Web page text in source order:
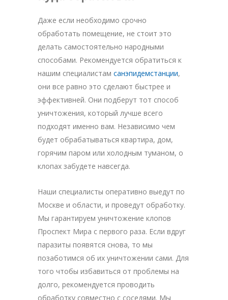
Даже если необходимо срочно
обработать помещение, не стоит это
делать самостоятельно народными
способами. Рекомендуется обратиться к
нашим специалистам санэпидемстанции,
они все равно это сделают быстрее и
эффективней. Они подберут тот способ
уничтожения, который лучше всего
подходят именно вам. Независимо чем
будет обрабатываться квартира, дом,
горячим паром или холодным туманом, о
клопах забудете навсегда.
Наши специалисты оперативно выедут по
Москве и области, и проведут обработку.
Мы гарантируем уничтожение клопов
Проспект Мира с первого раза. Если вдруг
паразиты появятся снова, то мы
позаботимся об их уничтожении сами. Для
того чтобы избавиться от проблемы на
долго, рекомендуется проводить
обработку совместно с соседями. Мы